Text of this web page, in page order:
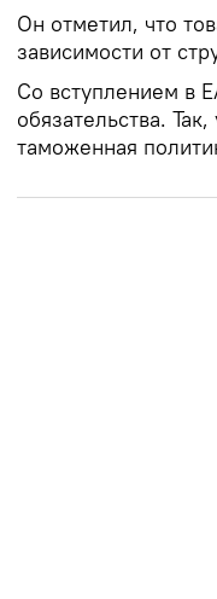
Он отметил, что
зависимости от
Со вступлением в
обязательства.
таможенная